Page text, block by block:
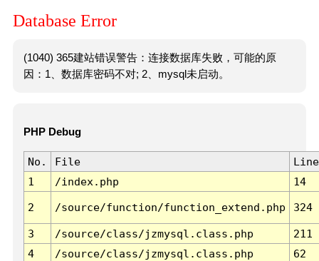
Database Error
(1040) 365建站错误警告：连接数据库失败，可能的原
因：1、数据库密码不对; 2、mysql未启动。
PHP Debug
No. File
Line
1
/index.php 14
2 /source/function/function_extend.php 324
3 /source/class/jzmysql.class.php
211
4
/source/class/jzmysql.class.php
62